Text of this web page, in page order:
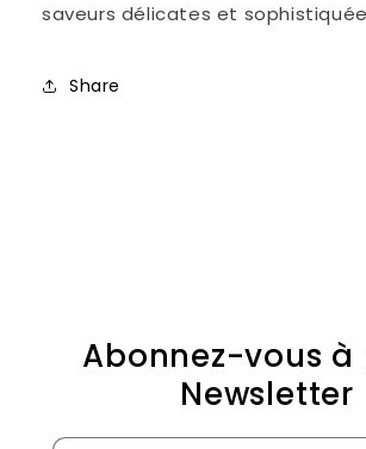
saveurs délicates et
Share
Abonnez-vous à
Newsletter